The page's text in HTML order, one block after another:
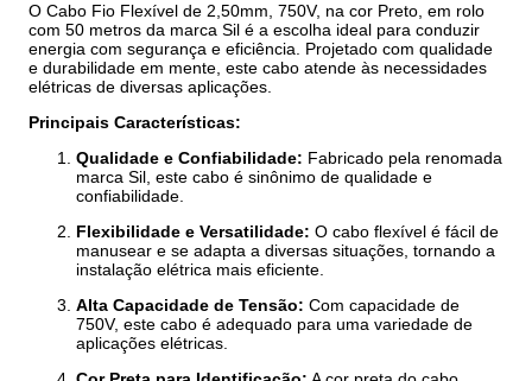
O Cabo Fio Flexível de 2,50mm, 750V, na cor Preto, em rolo
com 50 metros da marca Sil é a escolha ideal para conduzir
energia com segurança e eficiência. Projetado com qualidade
e durabilidade em mente, este cabo atende às necessidades
elétricas de diversas aplicações.
Principais Características:
Qualidade e Confiabilidade: Fabricado pela renomada
marca Sil, este cabo é sinônimo de qualidade e
confiabilidade.
Flexibilidade e Versatilidade: O cabo flexível é fácil de
manusear e se adapta a diversas situações, tornando a
instalação elétrica mais eficiente.
Alta Capacidade de Tensão: Com capacidade de
750V, este cabo é adequado para uma variedade de
aplicações elétricas.